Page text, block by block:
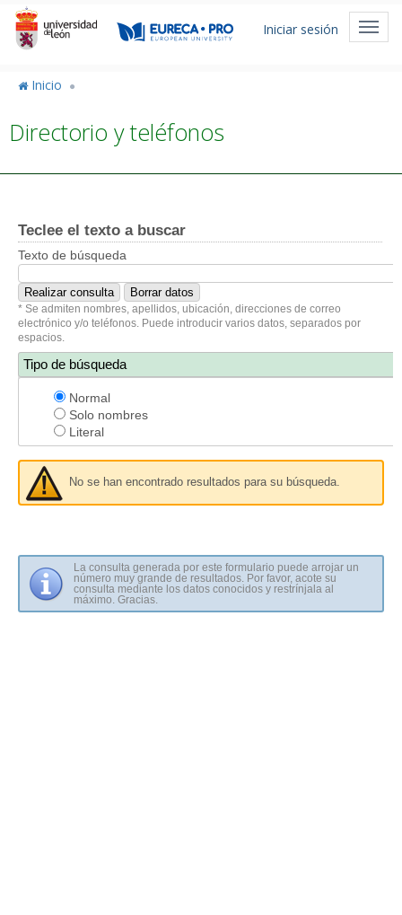
Pasar
contenido
Menú
Iniciar sesión
Inicio
Directorio y teléfonos